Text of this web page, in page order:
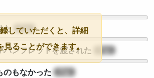
た
?
ンフレットを渡された
?
のもなかった
?
していただくと、詳細
見ることができます。